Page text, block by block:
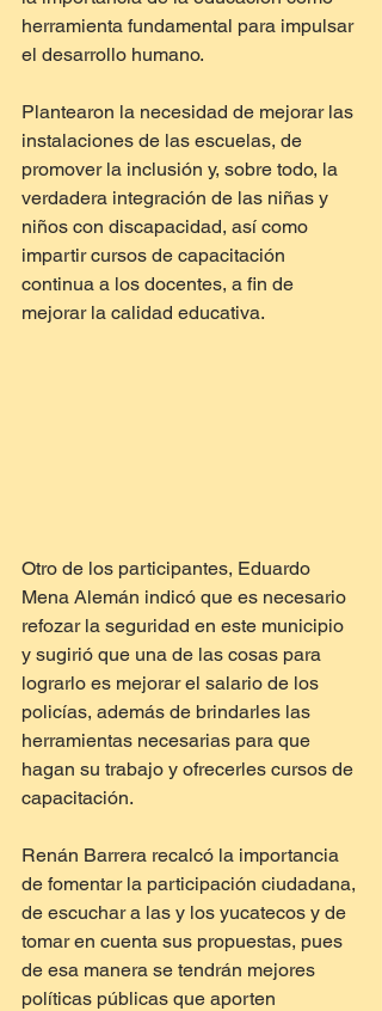
herramienta fundamental para impulsar
el desarrollo humano.
Plantearon la necesidad de mejorar las
instalaciones de las escuelas, de
promover la inclusión y, sobre todo, la
verdadera integración de las niñas y
niños con discapacidad, así como
impartir cursos de capacitación
continua a los docentes, a fin de
mejorar la calidad educativa.
Otro de los participantes, Eduardo
Mena Alemán indicó que es necesario
refozar la seguridad en este municipio
y sugirió que una de las cosas para
lograrlo es mejorar el salario de los
policías, además de brindarles las
herramientas necesarias para que
hagan su trabajo y ofrecerles cursos de
capacitación.
Renán Barrera recalcó la importancia
de fomentar la participación ciudadana,
de escuchar a las y los yucatecos y de
tomar en cuenta sus propuestas, pues
de esa manera se tendrán mejores
políticas públicas que aporten